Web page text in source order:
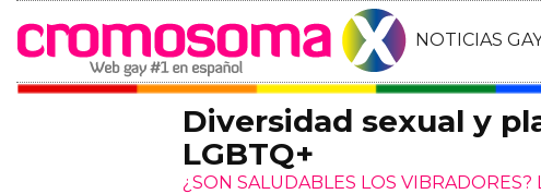
NOTICIAS
Diversidad sexual y
LGBTQ+
¿SON SALUDABLES LOS